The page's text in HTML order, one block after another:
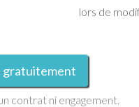
lors de
gratuitement
contrat ni engagement.